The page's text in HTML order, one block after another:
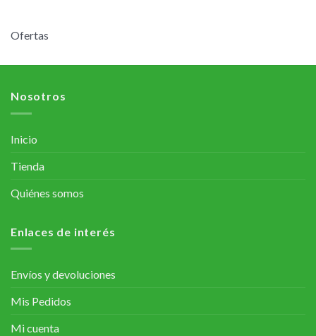
Ofertas
Nosotros
Inicio
Tienda
Quiénes somos
Enlaces de interés
Envíos y devoluciones
Mis Pedidos
Mi cuenta